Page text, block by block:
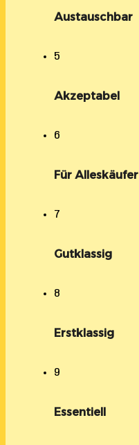
Austauschbar
5
Akzeptabel
6
Für Alleskäufer
7
Gutklassig
8
Erstklassig
9
Essentiell